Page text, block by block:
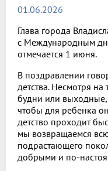
01.06.2026
Глава города
с Международным
отмечается 1 июня.
В поздравлении
детства. Несмотря на
будни или выходные,
чтобы для ребенка
детство проходит
мы возвращаемся
подрастающего
добрыми и по-